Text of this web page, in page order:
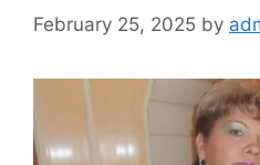
February 25, 2025 by